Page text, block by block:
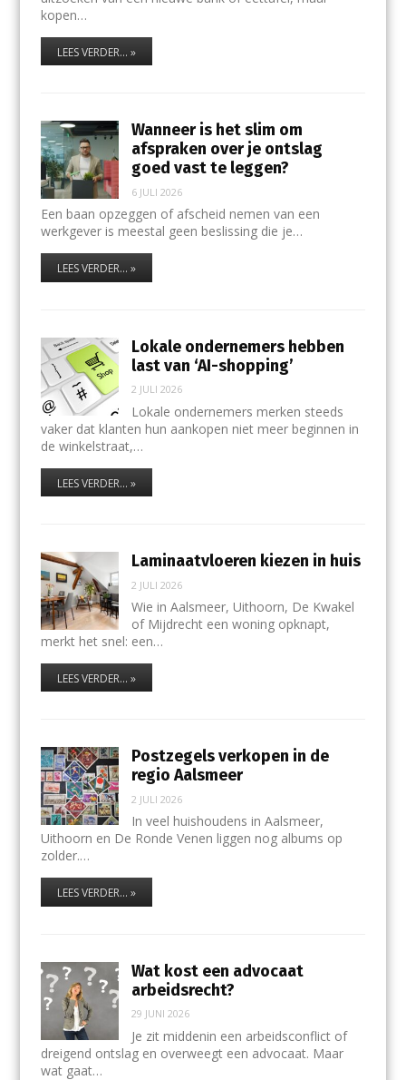
kopen…
LEES VERDER... »
Wanneer is het slim om
afspraken over je ontslag
goed vast te leggen?
6 JULI 2026
Een baan opzeggen of afscheid nemen van een
werkgever is meestal geen beslissing die je…
LEES VERDER... »
Lokale ondernemers hebben
last van ‘AI-shopping’
2 JULI 2026
Lokale ondernemers merken steeds
vaker dat klanten hun aankopen niet meer beginnen in
de winkelstraat,…
LEES VERDER... »
Laminaatvloeren kiezen in huis
2 JULI 2026
Wie in Aalsmeer, Uithoorn, De Kwakel
of Mijdrecht een woning opknapt,
merkt het snel: een…
LEES VERDER... »
Postzegels verkopen in de
regio Aalsmeer
2 JULI 2026
In veel huishoudens in Aalsmeer,
Uithoorn en De Ronde Venen liggen nog albums op
zolder.…
LEES VERDER... »
Wat kost een advocaat
arbeidsrecht?
29 JUNI 2026
Je zit middenin een arbeidsconflict of
dreigend ontslag en overweegt een advocaat. Maar
wat gaat…